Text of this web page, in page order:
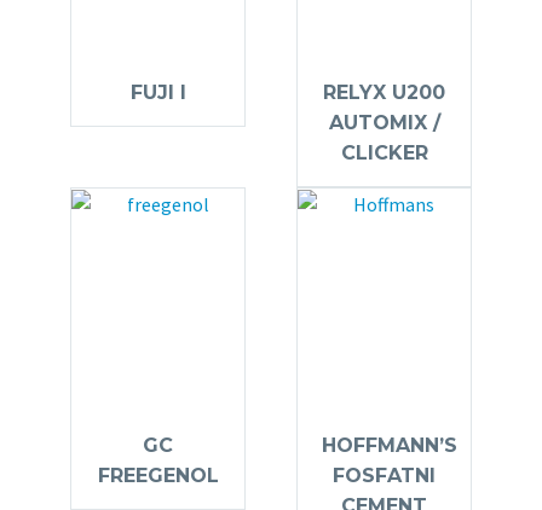
FUJI I
RELYX U200
AUTOMIX /
CLICKER
GC
FREEGENOL
HOFFMANN’S
FOSFATNI
CEMENT